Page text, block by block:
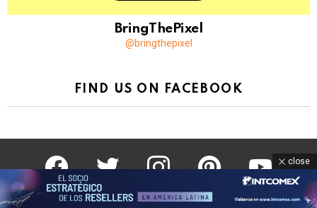
BringThePixel
@bringthepixel
FIND US ON FACEBOOK
facebook twitter instagram pinterest youtubeclose